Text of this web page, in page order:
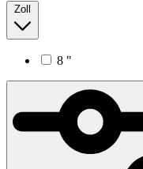
Zoll
8 "